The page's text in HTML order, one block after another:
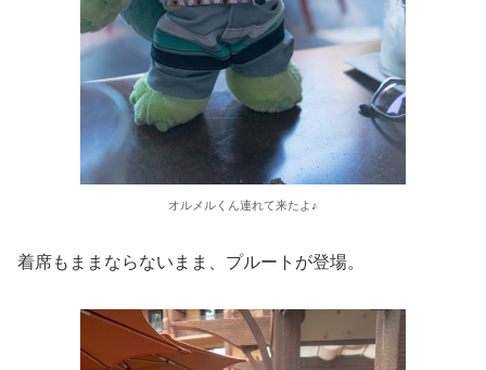
オルメルくん連れて来たよ♪
着席もままならないまま、プルートが登場。